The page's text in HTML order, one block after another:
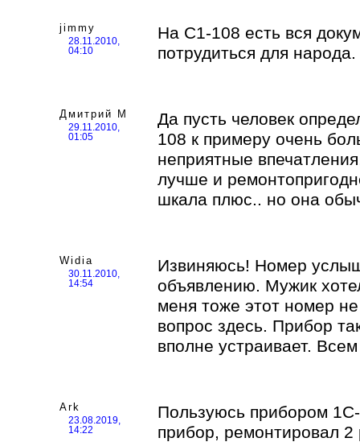
jimmy
28.11.2010,
04:10
На С1-108 есть вся
потрудиться для народа.
Дмитрий М
29.11.2010,
01:05
Да пусть человек
108 к примеру очень
неприятные
лучше и
шкала плюс.. но она
Widia
30.11.2010,
14:54
Извиняюсь! Номер
объявлению. Мужик
меня тоже этот номер
вопрос здесь. Прибор
вполне устраивает.
Ark
23.08.2019,
14:22
Пользуюсь прибором
прибор, ремонтировал